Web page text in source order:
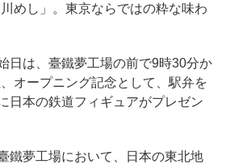
めし」。東京ならではの粋な味わ
日は、臺鐵夢工場の前で9時30分か
オープニング記念として、駅弁を
日本の鉄道フィギュアがプレゼン
鐵夢工場において、日本の東北地